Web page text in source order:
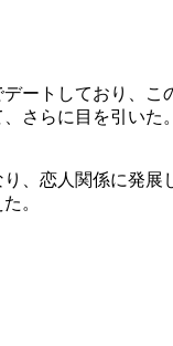
ートしており、
さらに目を引いた。
、恋人関係に発
。